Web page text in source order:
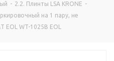
- 2.2. Плинты LSA KRONE -
на 1 пару, не
EOL WT-1025B EOL